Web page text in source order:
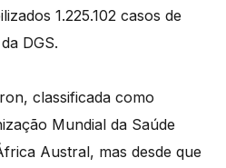
1.225.102 casos de
DGS.
classificada como
Mundial da Saúde
Austral, mas desde que